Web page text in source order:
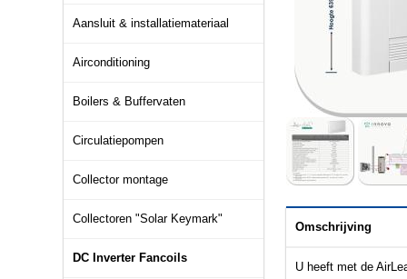
Aansluit & installatiemateriaal
Airconditioning
Boilers & Buffervaten
Circulatiepompen
Collector montage
Collectoren "Solar Keymark"
DC Inverter Fancoils
Omschrijving
U heeft met de